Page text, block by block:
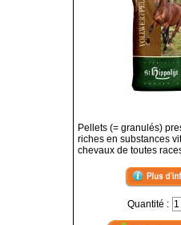
Pellets (= granulés)
riches en substances
chevaux de toutes
Quantité :